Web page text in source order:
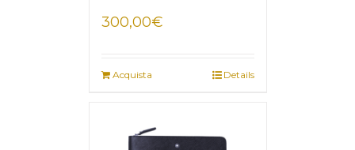
300,00€
Acquista Details